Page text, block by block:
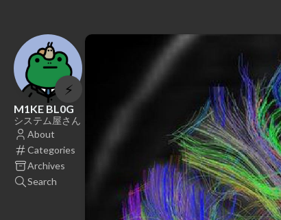
⚡
M1KE BL0G
システム屋さん
About
Categories
Archives
Search